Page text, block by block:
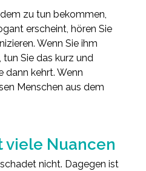
zu tun bekommen,
erscheint, hören Sie
Wenn Sie ihm
Sie das kurz und
dann kehrt. Wenn
Menschen aus dem
viele Nuancen
nicht. Dagegen ist